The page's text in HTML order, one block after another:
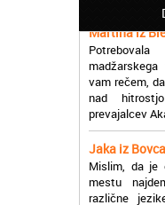
vam rečem,
nad
prevajalcev
Jaka iz Bovca:
Mislim, da je
mestu
različne